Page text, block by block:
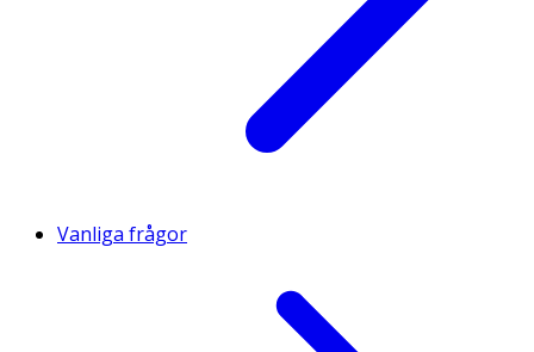
Vanliga frågor